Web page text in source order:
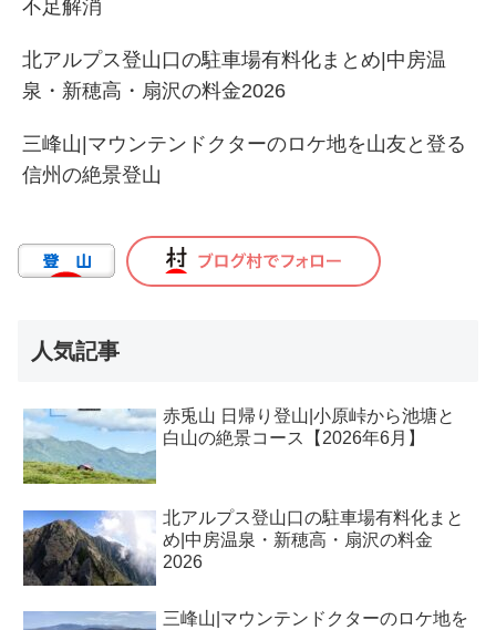
不足解消
北アルプス登山口の駐車場有料化まとめ|中房温
泉・新穂高・扇沢の料金2026
三峰山|マウンテンドクターのロケ地を山友と登る
信州の絶景登山
人気記事
赤兎山 日帰り登山|小原峠から池塘と
白山の絶景コース【2026年6月】
北アルプス登山口の駐車場有料化まと
め|中房温泉・新穂高・扇沢の料金
2026
三峰山|マウンテンドクターのロケ地を